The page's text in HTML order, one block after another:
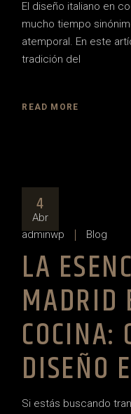
El diseño italiano en
mucho tiempo
atemporal. En este
tradición del
READ MORE
4
Abr
adminwp
Blog
LA
MADRID
COCINA:
DISEÑO
Si estás buscando